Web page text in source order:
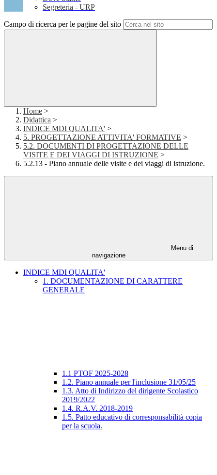
Segreteria - URP
Campo di ricerca per le pagine del sito
Home >
Didattica >
INDICE MDI QUALITA' >
5. PROGETTAZIONE ATTIVITA' FORMATIVE >
5.2. DOCUMENTI DI PROGETTAZIONE DELLE
VISITE E DEI VIAGGI DI ISTRUZIONE >
5.2.13 - Piano annuale delle visite e dei viaggi di istruzione.
Menu di
navigazione
INDICE MDI QUALITA'
1. DOCUMENTAZIONE DI CARATTERE
GENERALE
1.1 PTOF 2025-2028
1.2. Piano annuale per l'inclusione 31/05/25
1.3. Atto di Indirizzo del dirigente Scolastico
2019/2022
1.4. R.A.V. 2018-2019
1.5. Patto educativo di corresponsabilità copia
per la scuola.